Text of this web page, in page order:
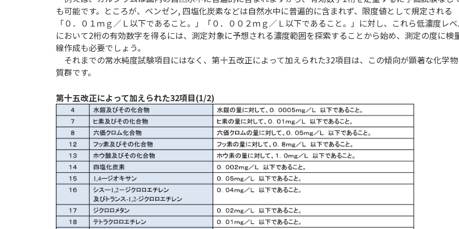
も可能です。ところが、ベンゼン, 四塩化炭素などは自然水中に普遍的に含まれず、限度値として規定される
「０．０１ｍｇ／Ｌ以下であること。」「０．００２ｍｇ／Ｌ以下であること。」に対し、これら低濃度レ
において2桁の有効数字を得るには、測定対象に予想される濃度範囲を探索することから始め、測定の度に検
線作成も必要でしょう。
それまでの常水純度試験項目にはなく、第十五改正によって加えられた32項目は、この傾向が顕著な化学物
質群です。
第十五改正によって加えられた32項目(1/2)